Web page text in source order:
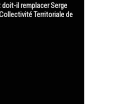
doit-il remplacer Serge
Territoriale de